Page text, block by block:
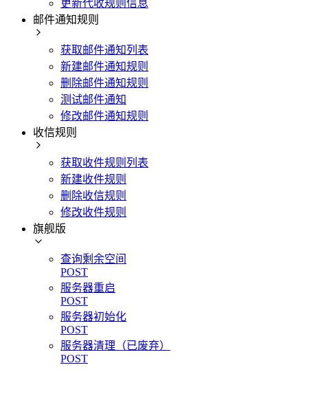
更新代收规则信息
邮件通知规则
获取邮件通知列表
新建邮件通知规则
删除邮件通知规则
测试邮件通知
修改邮件通知规则
收信规则
获取收件规则列表
新建收件规则
删除收信规则
修改收件规则
旗舰版
查询剩余空间
POST
服务器重启
POST
服务器初始化
POST
服务器清理（已废弃）
POST